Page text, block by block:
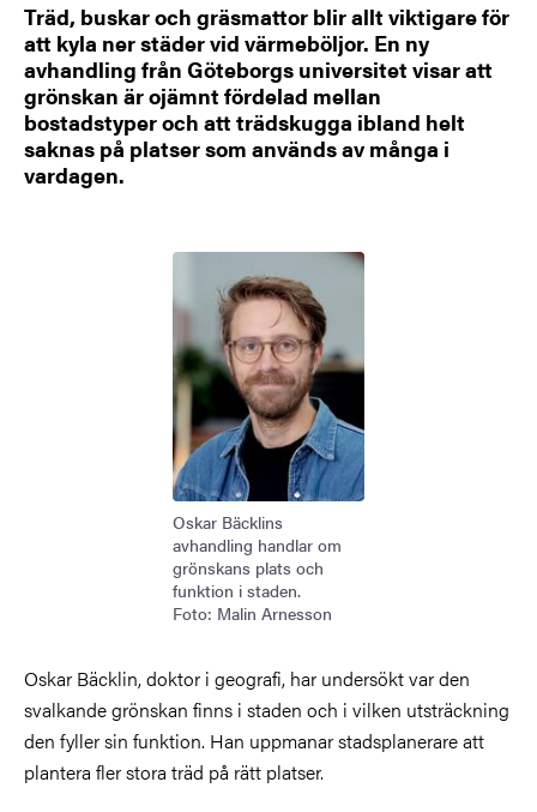
Träd, buskar och gräsmattor blir allt viktigare för
att kyla ner städer vid värmeböljor. En ny
avhandling från Göteborgs universitet visar att
grönskan är ojämnt fördelad mellan
bostadstyper och att trädskugga ibland helt
saknas på platser som används av många i
vardagen.
Bild
Oskar Bäcklins
avhandling handlar om
grönskans plats och
funktion i staden.
Foto: Malin Arnesson
Oskar Bäcklin, doktor i geografi, har undersökt var den
svalkande grönskan finns i staden och i vilken utsträckning
den fyller sin funktion. Han uppmanar stadsplanerare att
plantera fler stora träd på rätt platser.